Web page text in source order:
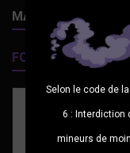
Selon le code de
6 : Interdiction
mineurs de
MARQUES
FOURNISSEURS